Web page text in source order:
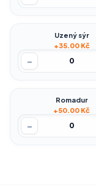
Uzený sýr
+35.00 Kč
- 0
Romadur
+50.00 Kč
- 0